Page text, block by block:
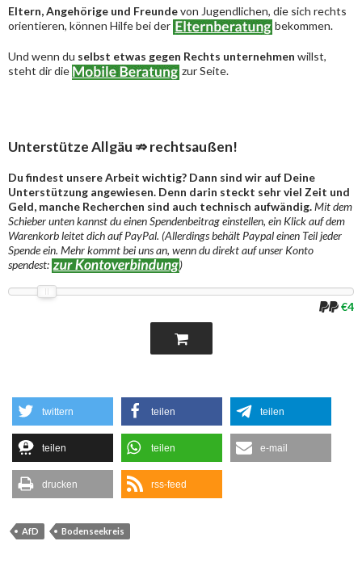
Eltern, Angehörige und Freundevon Jugendlichen, die sich rechts
orientieren, können Hilfe bei der
bekommen.
Und wenn du selbst etwas gegen Rechts unternehmen willst,
steht dir die
zur Seite.
Unterstütze Allgäu ⇏ rechtsaußen!
Du findest unsere Arbeit wichtig? Dann sind wir auf Deine
Unterstützung angewiesen. Denn darin steckt sehr viel Zeit und
Geld, manche Recherchen sind auch technisch aufwändig.Mit dem
Schieber unten kannst du einen Spendenbeitrag einstellen, ein Klick auf dem
Warenkorb leitet dich auf PayPal. (Allerdings behält Paypal einen Teil jeder
Spende ein. Mehr kommt bei uns an, wenn du direkt auf unser Konto
spendest:
)
€4
twittern teilen teilen
teilen teilen e-mail
drucken rss-feed
AfD Bodenseekreis